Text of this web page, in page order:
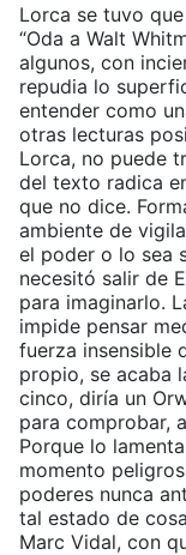
Lorca se tuvo
“Oda a Walt
algunos, con
repudia lo
entender como
otras lecturas
Lorca, no puede
del texto radica
que no dice.
ambiente de
el poder o lo sea
necesitó salir de
para imaginarlo.
impide pensar
fuerza insensible
propio, se acaba
cinco, diría un
para comprobar,
Porque lo
momento
poderes nunca
tal estado de
Marc Vidal, con